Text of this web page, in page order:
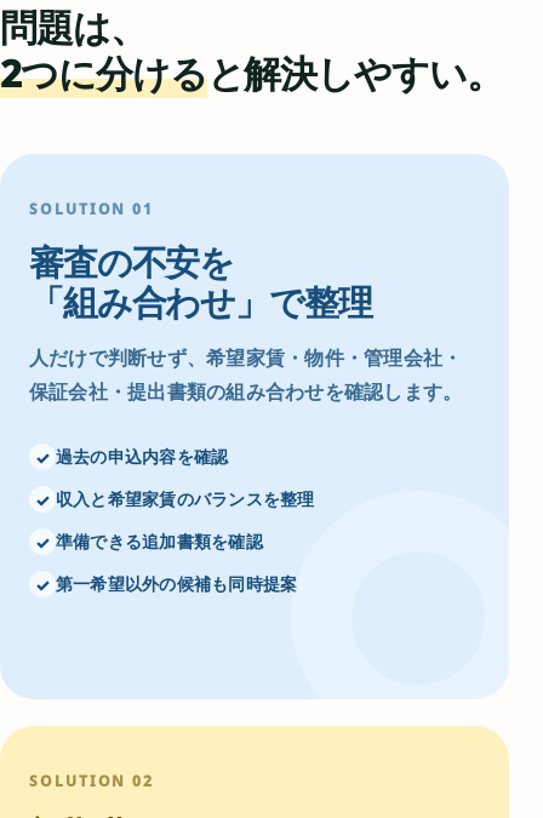
問題は、
2つに分けると解決しやすい。
SOLUTION 01
審査の不安を
「組み合わせ」で整理
人だけで判断せず、希望家賃・物件・管理会社・
保証会社・提出書類の組み合わせを確認します。
✓ 過去の申込内容を確認
✓ 収入と希望家賃のバランスを整理
✓ 準備できる追加書類を確認
✓ 第一希望以外の候補も同時提案
SOLUTION 02